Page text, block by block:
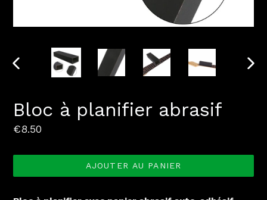
DIAPOSITIVE
Bloc à planifier abrasif
Prix
€8.50
AJOUTER AU PANIER